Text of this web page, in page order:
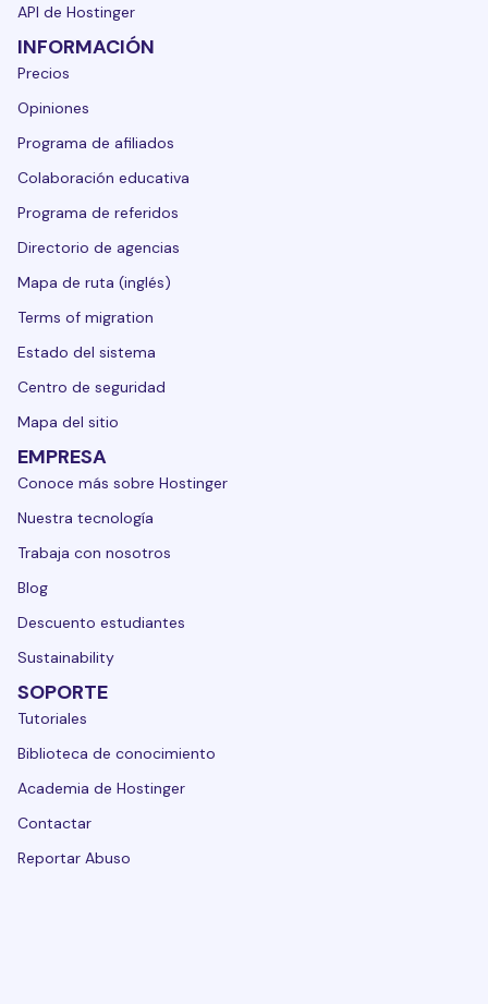
API de Hostinger
INFORMACIÓN
Precios
Opiniones
Programa de afiliados
Colaboración educativa
Programa de referidos
Directorio de agencias
Mapa de ruta (inglés)
Terms of migration
Estado del sistema
Centro de seguridad
Mapa del sitio
EMPRESA
Conoce más sobre Hostinger
Nuestra tecnología
Trabaja con nosotros
Blog
Descuento estudiantes
Sustainability
SOPORTE
Tutoriales
Biblioteca de conocimiento
Academia de Hostinger
Contactar
Reportar Abuso